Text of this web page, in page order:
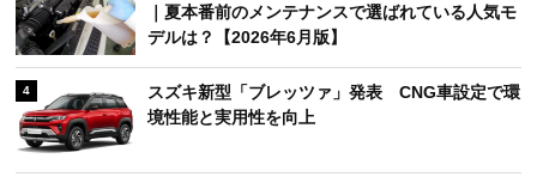
｜夏本番前のメンテナンスで選ばれている人気モ
デルは？【2026年6月版】
4
スズキ新型「ブレッツァ」発表 CNG車設定で環
境性能と実用性を向上